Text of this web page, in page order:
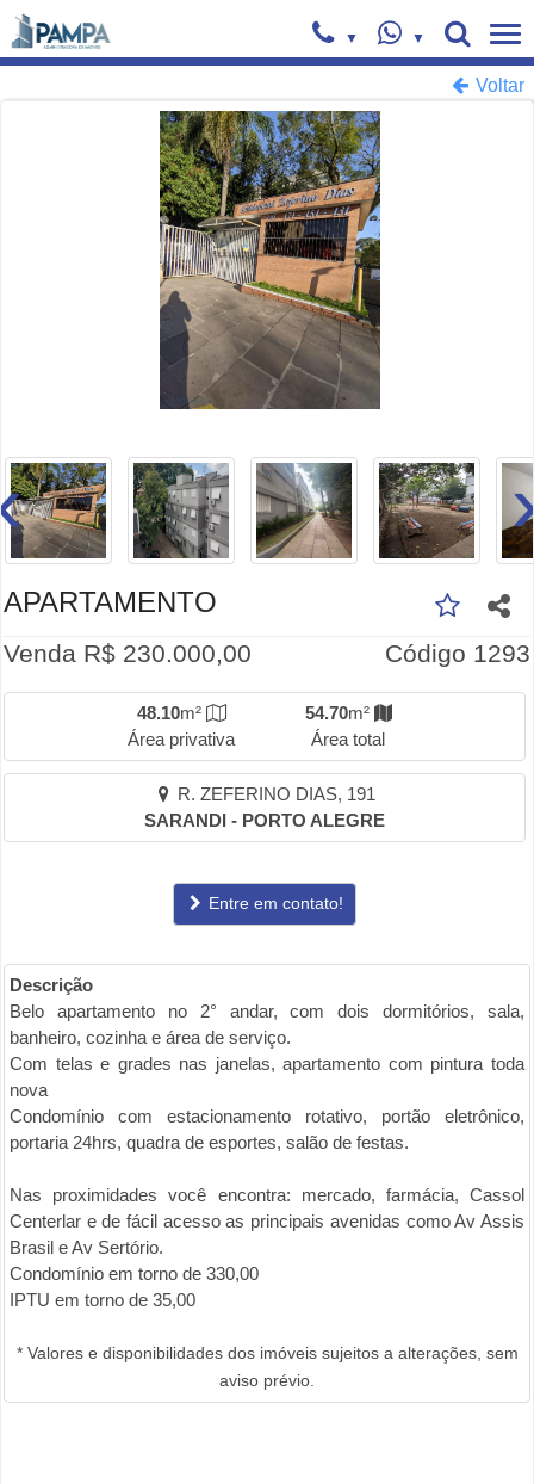
Voltar
APARTAMENTO
Venda R$ 230.000,00 Código 1293
48.10m²
Área privativa
54.70m²
Área total
R. ZEFERINO DIAS, 191
SARANDI - PORTO ALEGRE
Entre em contato!
Descrição
Belo apartamento no 2° andar, com dois dormitórios, sala,
banheiro, cozinha e área de serviço.
Com telas e grades nas janelas, apartamento com pintura toda
nova
Condomínio com estacionamento rotativo, portão eletrônico,
portaria 24hrs, quadra de esportes, salão de festas.
Nas proximidades você encontra: mercado, farmácia, Cassol
Centerlar e de fácil acesso as principais avenidas como Av Assis
Brasil e Av Sertório.
Condomínio em torno de 330,00
IPTU em torno de 35,00
* Valores e disponibilidades dos imóveis sujeitos a alterações, sem
aviso prévio.